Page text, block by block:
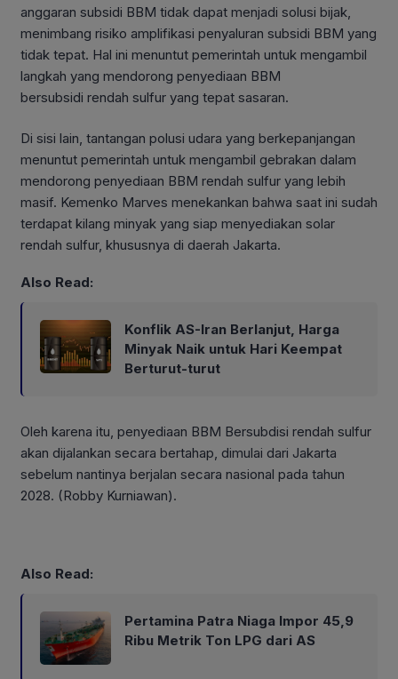
anggaran subsidi BBM tidak dapat menjadi solusi bijak,
menimbang risiko amplifikasi penyaluran subsidi BBM yang
tidak tepat. Hal ini menuntut pemerintah untuk mengambil
langkah yang mendorong penyediaan BBM
bersubsidi rendah sulfur yang tepat sasaran.
Di sisi lain, tantangan polusi udara yang berkepanjangan
menuntut pemerintah untuk mengambil gebrakan dalam
mendorong penyediaan BBM rendah sulfur yang lebih
masif. Kemenko Marves menekankan bahwa saat ini sudah
terdapat kilang minyak yang siap menyediakan solar
rendah sulfur, khususnya di daerah Jakarta.
Also Read:
Konflik AS-Iran Berlanjut, Harga
Minyak Naik untuk Hari Keempat
Berturut-turut
Oleh karena itu, penyediaan BBM Bersubdisi rendah sulfur
akan dijalankan secara bertahap, dimulai dari Jakarta
sebelum nantinya berjalan secara nasional pada tahun
2028. (Robby Kurniawan).
Also Read:
Pertamina Patra Niaga Impor 45,9
Ribu Metrik Ton LPG dari AS